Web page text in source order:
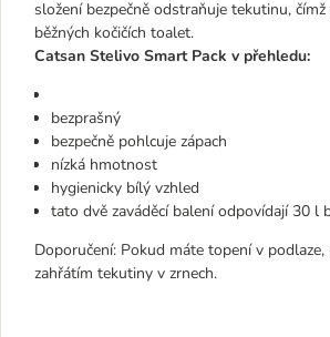
složení bezpečně odstraňuje tekutinu,
běžných kočičích toalet.
Catsan Stelivo Smart Pack v přehledu:
bezprašný
bezpečně pohlcuje zápach
nízká hmotnost
hygienicky bílý vzhled
tato dvě zaváděcí balení odpovídají 30 l
Doporučení: Pokud máte topení v
zahřátím tekutiny v zrnech.